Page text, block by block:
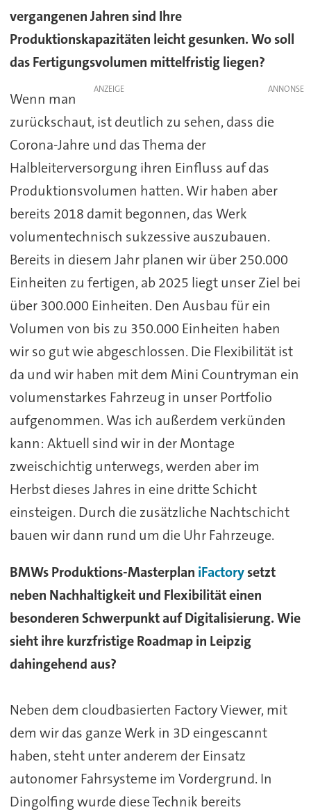
vergangenen Jahren sind Ihre
Produktionskapazitäten leicht gesunken. Wo soll
das Fertigungsvolumen mittelfristig liegen?
ANZEIGE
Wenn man
zurückschaut, ist deutlich zu sehen, dass die
Corona-Jahre und das Thema der
Halbleiterversorgung ihren Einfluss auf das
Produktionsvolumen hatten. Wir haben aber
bereits 2018 damit begonnen, das Werk
volumentechnisch sukzessive auszubauen.
Bereits in diesem Jahr planen wir über 250.000
Einheiten zu fertigen, ab 2025 liegt unser Ziel bei
über 300.000 Einheiten. Den Ausbau für ein
Volumen von bis zu 350.000 Einheiten haben
wir so gut wie abgeschlossen. Die Flexibilität ist
da und wir haben mit dem Mini Countryman ein
volumenstarkes Fahrzeug in unser Portfolio
aufgenommen. Was ich außerdem verkünden
kann: Aktuell sind wir in der Montage
zweischichtig unterwegs, werden aber im
Herbst dieses Jahres in eine dritte Schicht
einsteigen. Durch die zusätzliche Nachtschicht
bauen wir dann rund um die Uhr Fahrzeuge.
BMWs Produktions-Masterplan iFactorysetzt
neben Nachhaltigkeit und Flexibilität einen
besonderen Schwerpunkt auf Digitalisierung. Wie
sieht ihre kurzfristige Roadmap in Leipzig
dahingehend aus?
Neben dem cloudbasierten Factory Viewer, mit
dem wir das ganze Werk in 3D eingescannt
haben, steht unter anderem der Einsatz
autonomer Fahrsysteme im Vordergrund. In
Dingolfing wurde diese Technik bereits